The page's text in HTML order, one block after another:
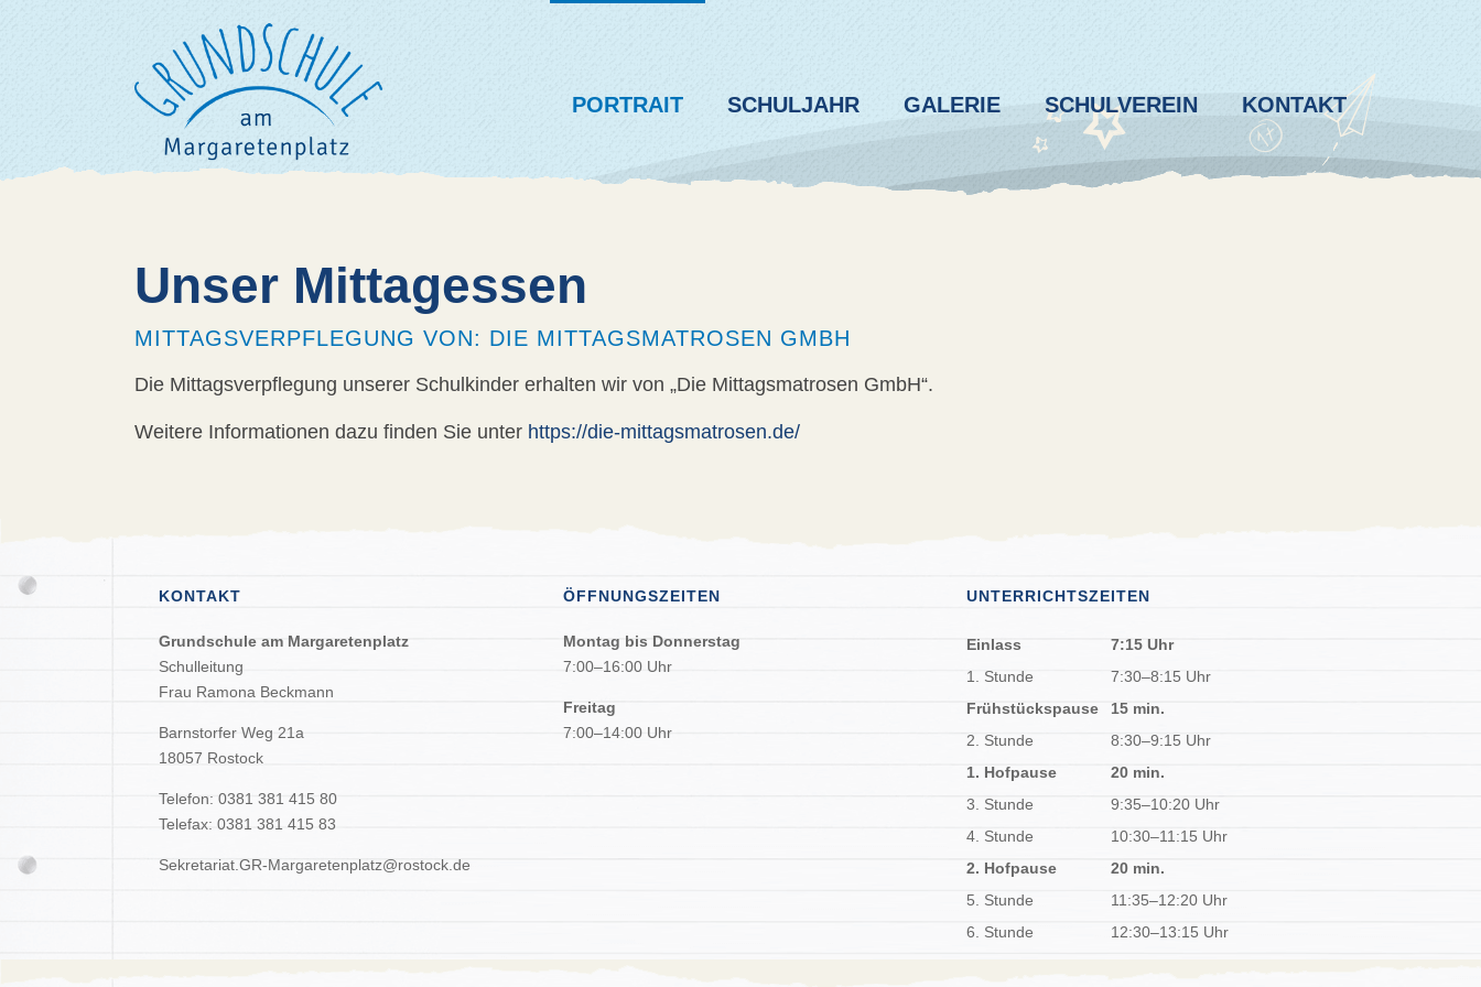
PORTRAIT SCHULJAHR GALERIE SCHULVEREIN KONTAKT
Unser Mittagessen
MITTAGSVERPFLEGUNG VON: DIE MITTAGSMATROSEN GMBH
Die Mittagsverpflegung unserer Schulkinder erhalten wir von „Die Mittagsmatrosen GmbH“.
Weitere Informationen dazu finden Sie unter https://die-mittagsmatrosen.de/
KONTAKT
Grundschule am Margaretenplatz
Schulleitung
Frau Ramona Beckmann
Barnstorfer Weg 21a
18057 Rostock
Telefon: 0381 381 415 80
Telefax: 0381 381 415 83
Sekretariat.GR-Margaretenplatz@rostock.de
ÖFFNUNGSZEITEN
Montag bis Donnerstag
7:00–16:00 Uhr
Freitag
7:00–14:00 Uhr
UNTERRICHTSZEITEN
Einlass
7:15 Uhr
1. Stunde
7:30–8:15 Uhr
Frühstückspause
15 min.
2. Stunde
8:30–9:15 Uhr
1. Hofpause
20 min.
3. Stunde
9:35–10:20 Uhr
4. Stunde
10:30–11:15 Uhr
2. Hofpause
20 min.
5. Stunde
11:35–12:20 Uhr
6. Stunde
12:30–13:15 Uhr